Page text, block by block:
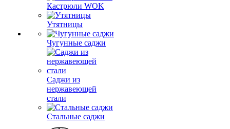
Кастрюли WOK
Утятницы
Чугунные саджи
Саджи из
нержавеющей
стали
Стальные саджи